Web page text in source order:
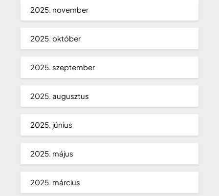
2025. november
2025. október
2025. szeptember
2025. augusztus
2025. június
2025. május
2025. március